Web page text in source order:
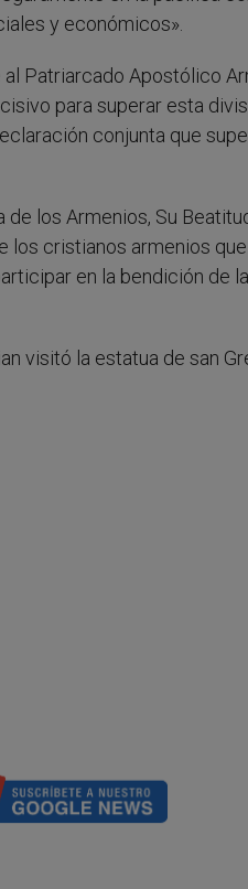
y económicos».
Patriarcado Apostólico
para superar esta
conjunta que
los Armenios, Su
los cristianos armenios
en la bendición de
visitó la estatua de san